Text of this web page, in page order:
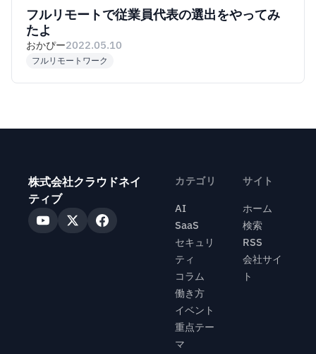
フルリモートで従業員代表の選出をやってみ
たよ
おかぴー2022.05.10
フルリモートワーク
株式会社クラウドネイ
ティブ
カテゴリ
AI
SaaS
セキュリ
ティ
コラム
働き方
イベント
重点テー
マ
サイト
ホーム
検索
RSS
会社サイ
ト